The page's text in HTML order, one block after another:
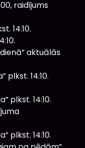
raidījums
14:10.
aktuālās
plkst. 14:10.
plkst. 14:10.
plkst. 14:10.